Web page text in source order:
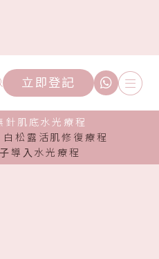
立即登記
針肌底水光療程
白松露活肌修復療程
導⼊水光療程